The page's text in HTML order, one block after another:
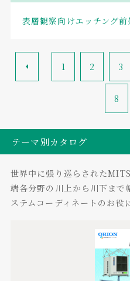
表層観察向けエッチング前
1 2 3
8
テーマ別カタログ
世界中に張り巡らされた
端各分野の川上から川下まで
ステムコーディネートのお役